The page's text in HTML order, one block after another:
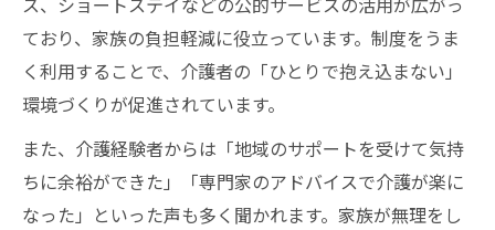
ており、家族の負担軽減に役立っています。制度をうま
く利用することで、介護者の「ひとりで抱え込まない」
環境づくりが促進されています。
また、介護経験者からは「地域のサポートを受けて気持
ちに余裕ができた」「専門家のアドバイスで介護が楽に
なった」といった声も多く聞かれます。家族が無理をし